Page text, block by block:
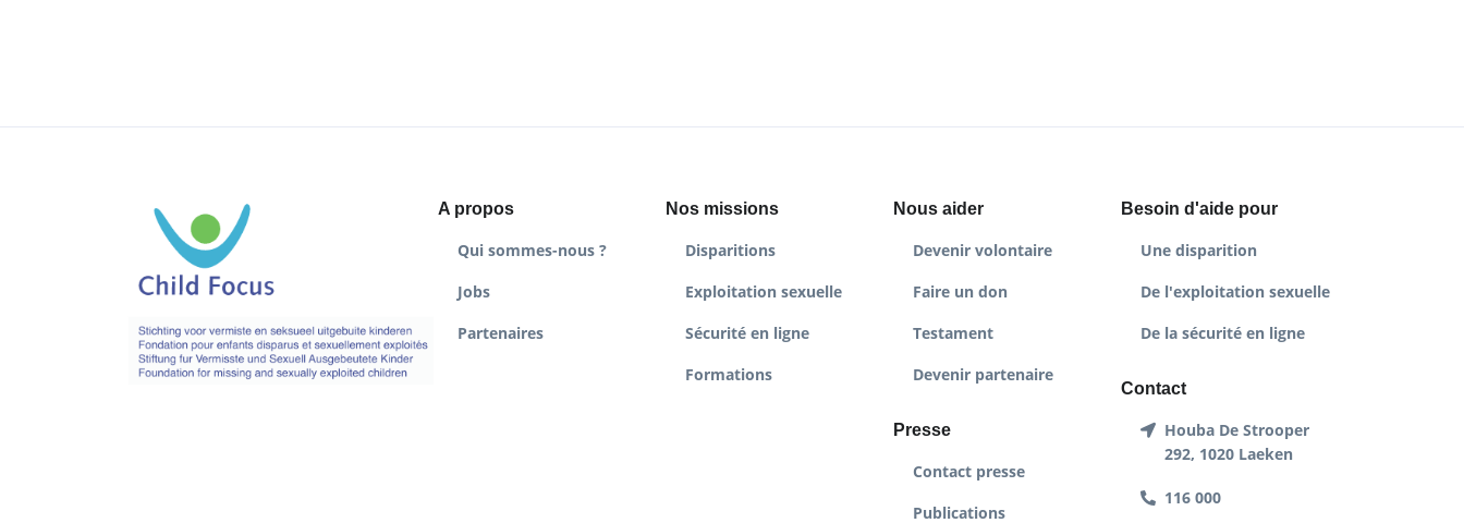
A propos
Qui sommes-nous ?
Jobs
Partenaires
Nos missions
Disparitions
Exploitation sexuelle
Sécurité en ligne
Formations
Nous aider
Devenir volontaire
Faire un don
Testament
Devenir partenaire
Presse
Contact presse
Publications
Besoin d'aide pour
Une disparition
De l'exploitation sexuelle
De la sécurité en ligne
Contact
Houba De Strooper
292, 1020 Laeken
116 000